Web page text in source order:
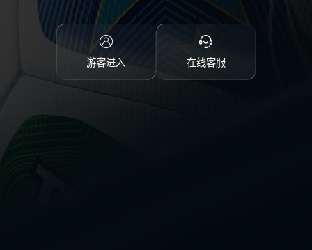
游客进入 在线客服